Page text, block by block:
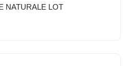
NATURALE LOT